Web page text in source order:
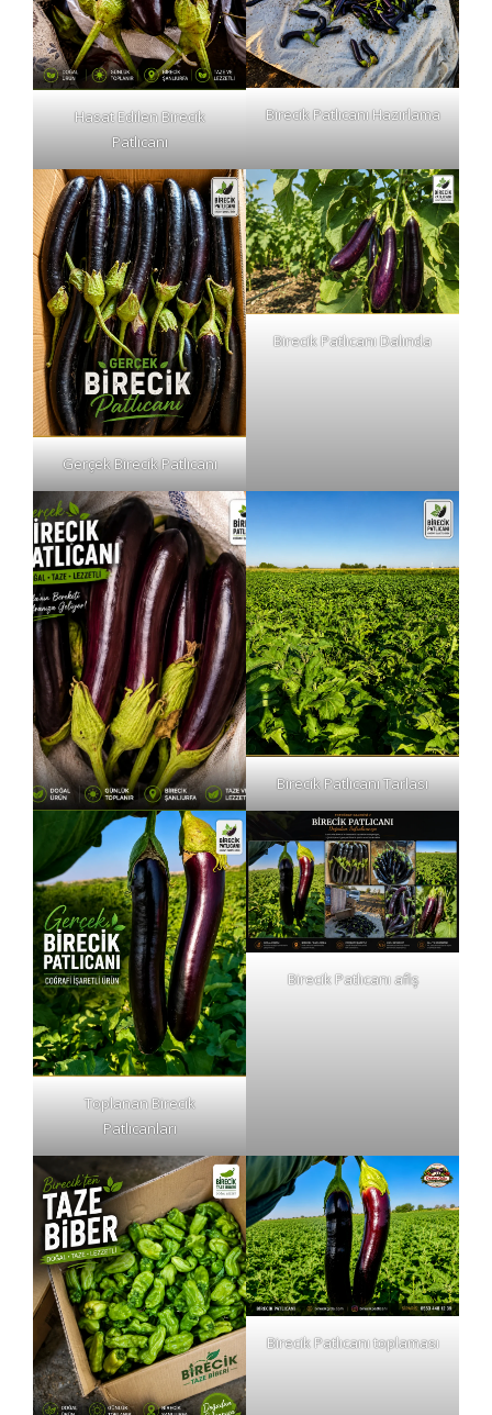
Hasat Edilen Birecik
Patlıcanı
Birecik Patlıcanı Hazırlama
Gerçek Birecik Patlıcanı
Birecik Patlıcanı Dalında
Birecik Patlıcanı Tarlası
Toplanan Birecik
Patlıcanları
Birecik Patlıcanı afiş
Birecik Patlıcanı toplaması